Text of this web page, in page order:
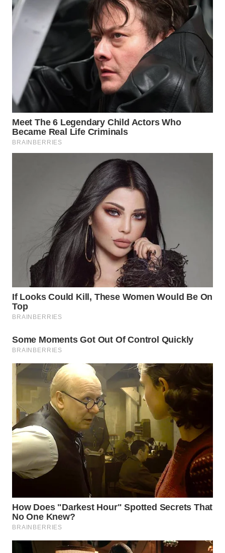
SULUT
WN
MALUKU
WN
MALUT
WN
DAIRI
LANGKAT
WN
TAPANULI
SELATAN
WN
TANJUNG
LESUNG
WN
WN
SIMALUNGUN
WN
LABUHANBATU
WN
TAPANULI
TENGAH
WN DELI